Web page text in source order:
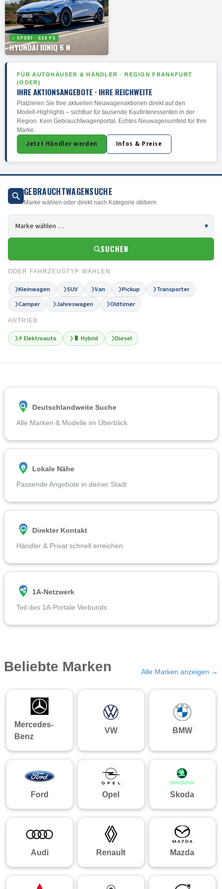
⚡ SPORT · 650 PS
HYUNDAI IONIQ 6 N
FÜR AUTOHÄUSER & HÄNDLER · REGION FRANKFURT
(ODER)
IHRE AKTIONSANGEBOTE · IHRE REICHWEITE
Platzieren Sie Ihre aktuellen Neuwagenaktionen direkt auf den
Modell-Highlights – sichtbar für tausende Kaufinteressenten in der
Region. Kein Gebrauchtwagenportal. Echtes Neuwagenumfeld für Ihre
Marke.
Jetzt Händler werden Infos & Preise
GEBRAUCHTWAGENSUCHE
Marke wählen oder direkt nach Kategorie stöbern
SUCHEN
ODER FAHRZEUGTYP WÄHLEN
❯Kleinwagen ❯SUV ❯Van ❯Pickup ❯Transporter
❯Camper ❯Jahreswagen ❯Oldtimer
ANTRIEB
❯⚡ Elektroauto ❯ 🔋 Hybrid ❯Diesel
Deutschlandweite Suche
Alle Marken & Modelle im Überblick
Lokale Nähe
Passende Angebote in deiner Stadt
Direkter Kontakt
Händler & Privat schnell erreichen
1A-Netzwerk
Teil des 1A-Portale Verbunds
Beliebte Marken Alle Marken anzeigen →
Mercedes-
Benz
VW BMW
Ford Opel Skoda
Audi Renault Mazda